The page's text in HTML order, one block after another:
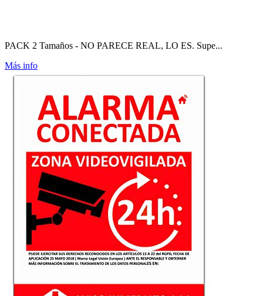
PACK 2 Tamaños - NO PARECE REAL, LO ES. Supe...
Más info